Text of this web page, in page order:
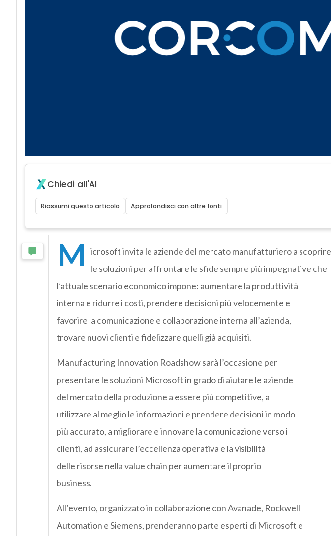
Chiedi all'AI
Riassumi questo articolo Approfondisci con altre fonti
M
icrosoft invita le aziende del mercato manufatturiero a scoprire
le soluzioni per affrontare le sfide sempre più impegnative che
l’attuale scenario economico impone: aumentare la produttività
interna e ridurre i costi, prendere decisioni più velocemente e
favorire la comunicazione e collaborazione interna all’azienda,
trovare nuovi clienti e fidelizzare quelli già acquisiti.
Manufacturing Innovation Roadshow sarà l’occasione per
presentare le soluzioni Microsoft in grado di aiutare le aziende
del mercato della produzione a essere più competitive, a
utilizzare al meglio le informazioni e prendere decisioni in modo
più accurato, a migliorare e innovare la comunicazione verso i
clienti, ad assicurare l’eccellenza operativa e la visibilità
delle risorse nella value chain per aumentare il proprio
business.
All’evento, organizzato in collaborazione con Avanade, Rockwell
Automation e Siemens, prenderanno parte esperti di Microsoft e